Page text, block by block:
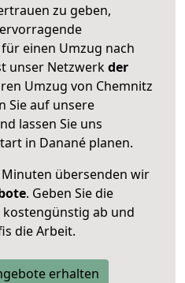
zu geben,
einen Umzug nach
unser Netzwerkder
Umzug von Chemnitz
Sie auf unsere
lassen Sie uns
in Danané planen.
Minuten übersenden wir
. Geben Sie die
ab und
die Arbeit.
erhalten